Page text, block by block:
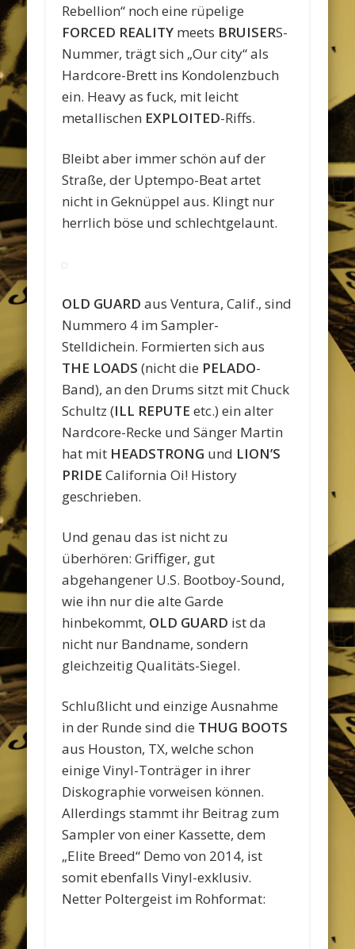
Rebellion“ noch eine rüpelige
FORCED REALITY meets BRUISERS-
Nummer, trägt sich „Our city“ als
Hardcore-Brett ins Kondolenzbuch
ein. Heavy as fuck, mit leicht
metallischen EXPLOITED-Riffs.
Bleibt aber immer schön auf der
Straße, der Uptempo-Beat artet
nicht in Geknüppel aus. Klingt nur
herrlich böse und schlechtgelaunt.
OLD GUARD aus Ventura, Calif., sind
Nummero 4 im Sampler-
Stelldichein. Formierten sich aus
THE LOADS (nicht die PELADO-
Band), an den Drums sitzt mit Chuck
Schultz (ILL REPUTE etc.) ein alter
Nardcore-Recke und Sänger Martin
hat mit HEADSTRONG und LION’S
PRIDE California Oi! History
geschrieben.
Und genau das ist nicht zu
überhören: Griffiger, gut
abgehangener U.S. Bootboy-Sound,
wie ihn nur die alte Garde
hinbekommt, OLD GUARD ist da
nicht nur Bandname, sondern
gleichzeitig Qualitäts-Siegel.
Schlußlicht und einzige Ausnahme
in der Runde sind die THUG BOOTS
aus Houston, TX, welche schon
einige Vinyl-Tonträger in ihrer
Diskographie vorweisen können.
Allerdings stammt ihr Beitrag zum
Sampler von einer Kassette, dem
„Elite Breed“ Demo von 2014, ist
somit ebenfalls Vinyl-exklusiv.
Netter Poltergeist im Rohformat: